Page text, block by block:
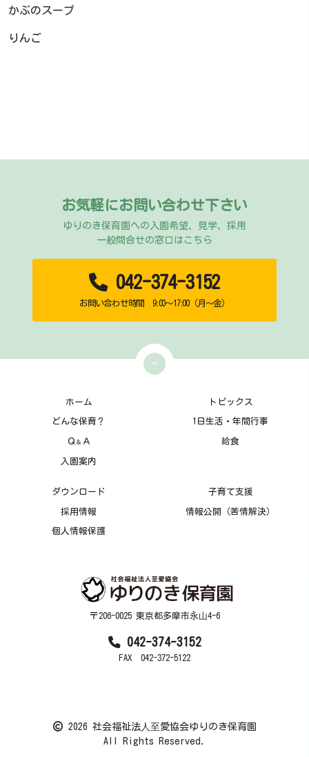
かぶのスープ
りんご
お気軽にお問い合わせ下さい
ゆりのき保育園への入園希望、見学、採用
一般問合せの窓口はこちら
042-374-3152
お問い合わせ時間 9:00～17:00（月～金）
ホーム トピックス
どんな保育？ 1日生活・年間行事
Ｑ ＆ Ａ 給食
入園案内
ダウンロード 子育て支援
採用情報 情報公開（苦情解決）
個人情報保護
〒206-0025 東京都多摩市永⼭4-6
042-374-3152
FAX 042-372-5122
2026 社会福祉法⼈⾄愛協会ゆりのき保育園
All Rights Reserved.